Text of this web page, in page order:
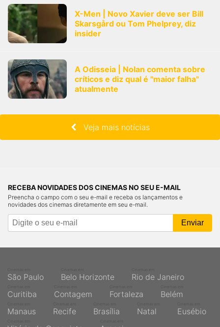
X-Men | Novo Xavier deve ser Bill
Skarsgård ou Tom Phelprey, diz
insider
A Odisseia | Nolan comenta sobre
críticos e diz qual é "maior falha"
atualmente
Veja mais notícias
RECEBA NOVIDADES DOS CINEMAS NO SEU E-MAIL
Preencha o campo com o seu e-mail e receba os lançamentos e
novidades dos cinemas diretamente em seu e-mail.
São Paulo Belo Horizonte Rio de Janeiro
Curitiba Contagem Fortaleza Belém
Manaus Recife Brasília Natal Eusébio